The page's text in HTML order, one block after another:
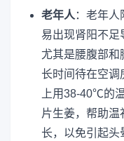
老年人 ：老年
易出现肾阳不足
尤其是腰腹部和
长时间待在空
上用38-40℃的
片生姜，帮助
长，以免引起头